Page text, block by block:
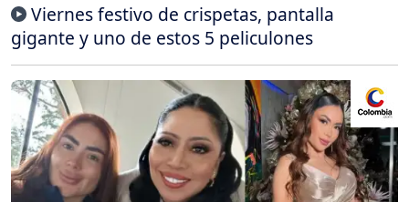
Viernes festivo de crispetas, pantalla
gigante y uno de estos 5 peliculones